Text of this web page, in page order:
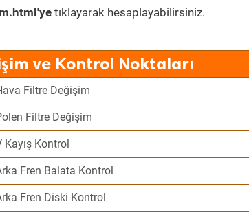
tıklayarak hesaplayabilirsiniz.
ve Kontrol Noktaları
Filtre Değişim
Filtre Değişim
Kayış Kontrol
Fren Balata Kontrol
Fren Diski Kontrol